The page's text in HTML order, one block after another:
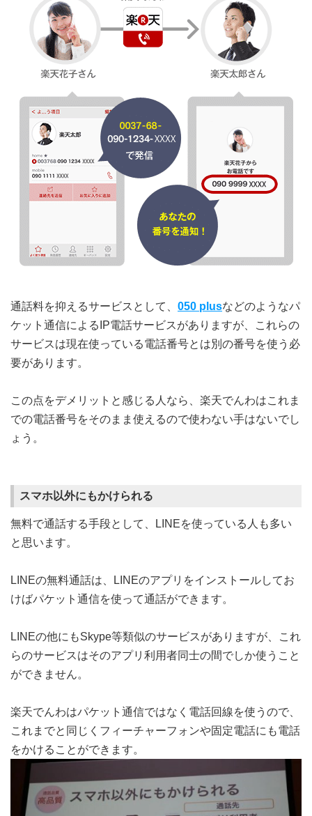
通話料を抑えるサービスとして、 050 plusなどのようなパ
ケット通信によるIP電話サービスがありますが、これらの
サービスは現在使っている電話番号とは別の番号を使う必
要があります。
この点をデメリットと感じる人なら、楽天でんわはこれま
での電話番号をそのまま使えるので使わない手はないでし
ょう。
スマホ以外にもかけられる
無料で通話する手段として、LINEを使っている人も多い
と思います。
LINEの無料通話は、LINEのアプリをインストールしてお
けばパケット通信を使って通話ができます。
LINEの他にもSkype等類似のサービスがありますが、これ
らのサービスはそのアプリ利用者同士の間でしか使うこと
ができません。
楽天でんわはパケット通信ではなく電話回線を使うので、
これまでと同じくフィーチャーフォンや固定電話にも電話
をかけることができます。